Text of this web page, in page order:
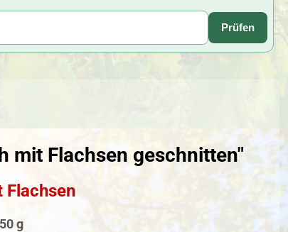
Prüfen
mit Flachsen geschnitten"
Flachsen
g